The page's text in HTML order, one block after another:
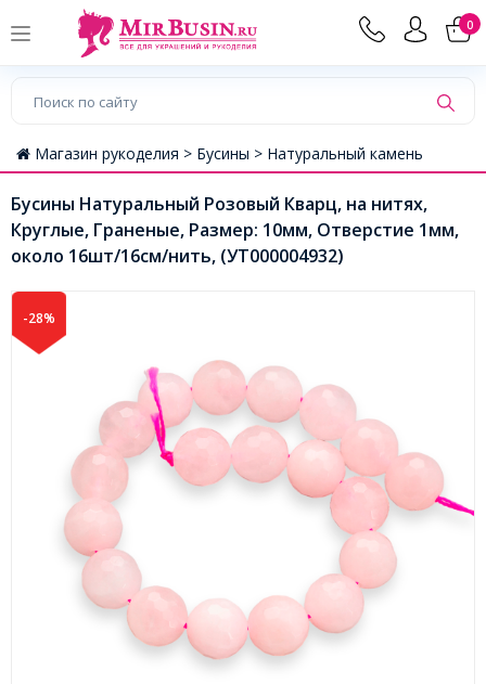
0
Магазин рукоделия > Бусины > Натуральный камень
Бусины Натуральный Розовый Кварц, на нитях,
Круглые, Граненые, Размер: 10мм, Отверстие 1мм,
около 16шт/16см/нить, (УТ000004932)
-28%